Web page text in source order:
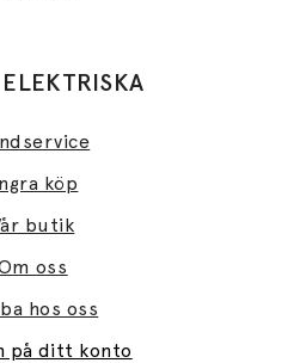
köp
butik
oss
hos oss
på ditt konto